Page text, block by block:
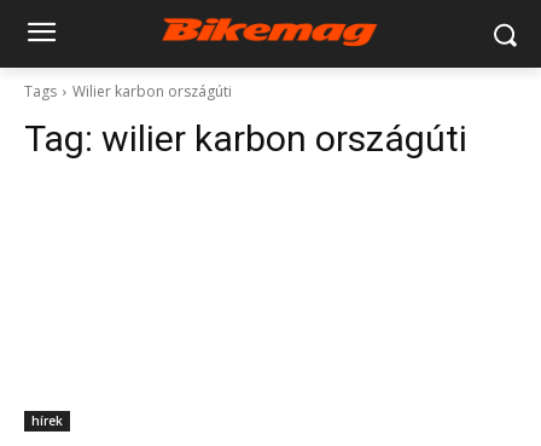
Tags Wilier karbon országúti
Tag: wilier karbon országúti
hírek